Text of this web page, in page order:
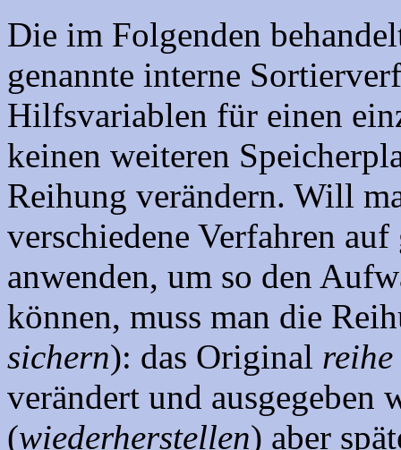
Die im Folgenden
genannte interne
Hilfsvariablen für einen
keinen weiteren
Reihung verändern. Will
verschiedene Verfahren
anwenden, um so den
können, muss man die
sichern): das Original reihe
verändert und ausgegeben
(wiederherstellen) aber